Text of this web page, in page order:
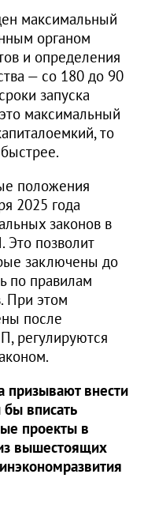
максимальный
органом
и определения
— со 180 до 90
запуска
максимальный
то
положения
2025 года
законов в
Это позволит
заключены до
по правилам
При этом
после
регулируются
призывают внести
вписать
проекты в
вышестоящих